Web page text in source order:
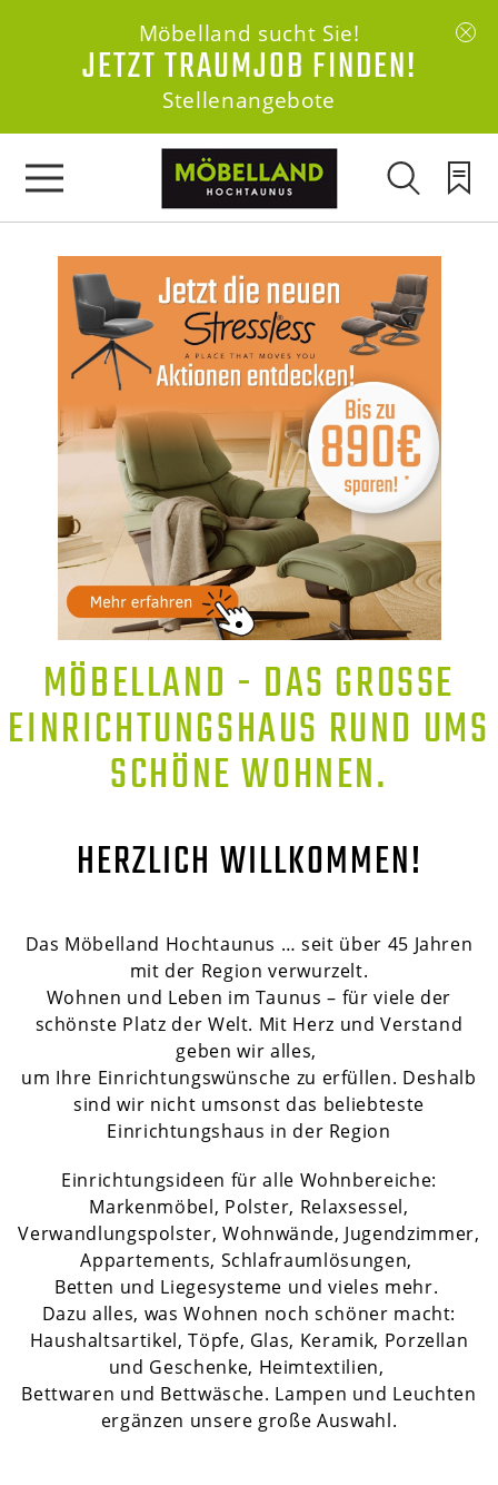
Möbelland sucht Sie!
JETZT TRAUMJOB FINDEN!
Stellenangebote
MÖBELLAND - DAS GROSSE E
INRICHTUNGSHAUS RUND UMS S
CHÖNE WOHNEN.
HERZLICH WILLKOMMEN!
Das Möbelland Hochtaunus … seit über 45 Jahren
mit der Region verwurzelt.
Wohnen und Leben im Taunus – für viele der
schönste Platz der Welt. Mit Herz und Verstand
geben wir alles,
um Ihre Einrichtungswünsche zu erfüllen. Deshalb
sind wir nicht umsonst das beliebteste
Einrichtungshaus in der Region
Einrichtungsideen für alle Wohnbereiche:
Markenmöbel, Polster, Relaxsessel,
Verwandlungspolster, Wohnwände, Jugendzimmer,
Appartements, Schlafraumlösungen,
Betten und Liegesysteme und vieles mehr.
Dazu alles, was Wohnen noch schöner macht:
Haushaltsartikel, Töpfe, Glas, Keramik, Porzellan
und Geschenke, Heimtextilien,
Bettwaren und Bettwäsche. Lampen und Leuchten
ergänzen unsere große Auswahl.